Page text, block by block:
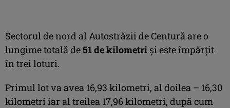
Sectorul de nord al Autostrăzii de Centură are o
lungime totală de51 de kilometri şi este împărţit
în trei loturi.
Primul lot va avea 16,93 kilometri, al doilea – 16,30
kilometri iar al treilea 17,96 kilometri, după cum